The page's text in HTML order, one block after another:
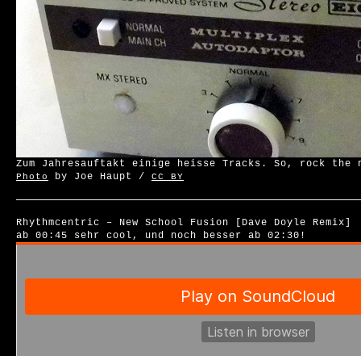
Zum Jahresauftakt einige heisse Tracks. So, rock the
Photo by Joe Haupt / CC BY
Rhythmcentric – New School Fusion [Dave Doyle Remix]
ab 00:45 sehr cool, und noch besser ab 02:30!